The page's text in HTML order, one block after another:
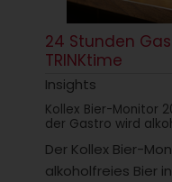
24 Stunden
TRINKtime
Insights
Kollex Bier-Monitor
der Gastro wird
Der Kollex Bier-
alkoholfreies Bier